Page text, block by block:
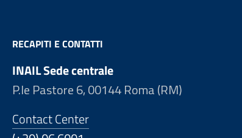
RECAPITI E CONTATTI
INAIL Sede centrale
P.le Pastore 6, 00144 Roma (RM)
Contact Center